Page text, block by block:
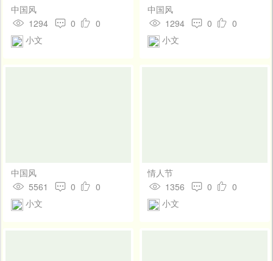
中国风
1294
0
0
小文
中国风
1294
0
0
小文
中国风
5561
0
0
小文
情人节
1356
0
0
小文